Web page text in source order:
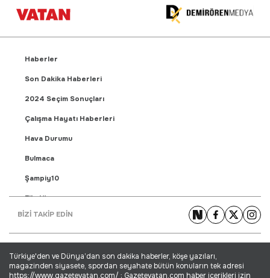
Haberler
Son Dakika Haberleri
2024 Seçim Sonuçları
Çalışma Hayatı Haberleri
Hava Durumu
Bulmaca
Şampiy10
Fikstür
Puan Durumu
Yaşam Haberleri
BİZİ TAKİP EDİN
Türkiye'den ve Dünya’dan son dakika haberler, köşe yazıları,
magazinden siyasete, spordan seyahate bütün konuların tek adresi
https://www.gazetevatan.com/ ; Gazetevatan.com haber içerikleri izin